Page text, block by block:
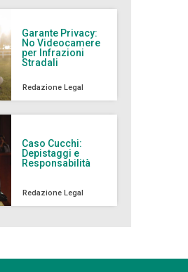
Garante Privacy:
No Videocamere
per Infrazioni
Stradali
Redazione Legal
Caso Cucchi:
Depistaggi e
Responsabilità
Redazione Legal